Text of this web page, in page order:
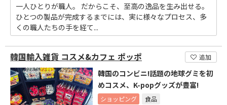
一人ひとりが職人。 だからこそ、至高の逸品を生み出せる。
ひとつの製品が完成するまでには、実に様々なプロセス、多
くの職人たちの手を経て...
韓国輸入雑貨 コスメ&カフェ ポッポ 追加
韓国のコンビニ!話題の地球グミを初
めコスメ、K-popグッズが豊富!
ショッピング 食品